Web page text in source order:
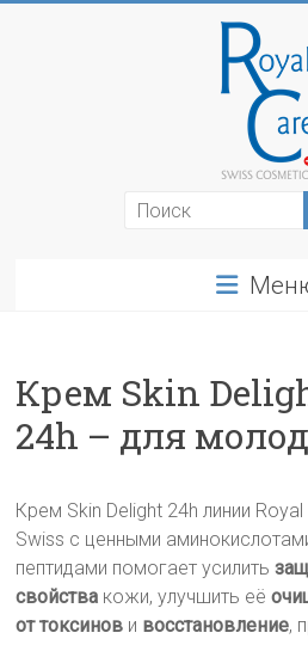
Крем Skin
24h – для
Крем Skin Delight 24h линии Royal
Swiss с ценными
пептидами помогает усилить
свойства кожи, улучшить её
от токсинов и восстановление,